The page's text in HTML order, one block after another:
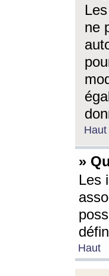
ne
Haut
»
Les
Haut